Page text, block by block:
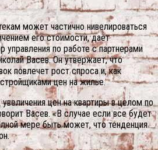
может частично нивелироваться
его стоимости, даёт
по работе с партнерами
Васев. Он утвержает, что
повлечет рост спроса и, как
цен на жилье.
цен на квартиры в целом по
Васев. «В случае если все будет
мере быть может, что тенденция